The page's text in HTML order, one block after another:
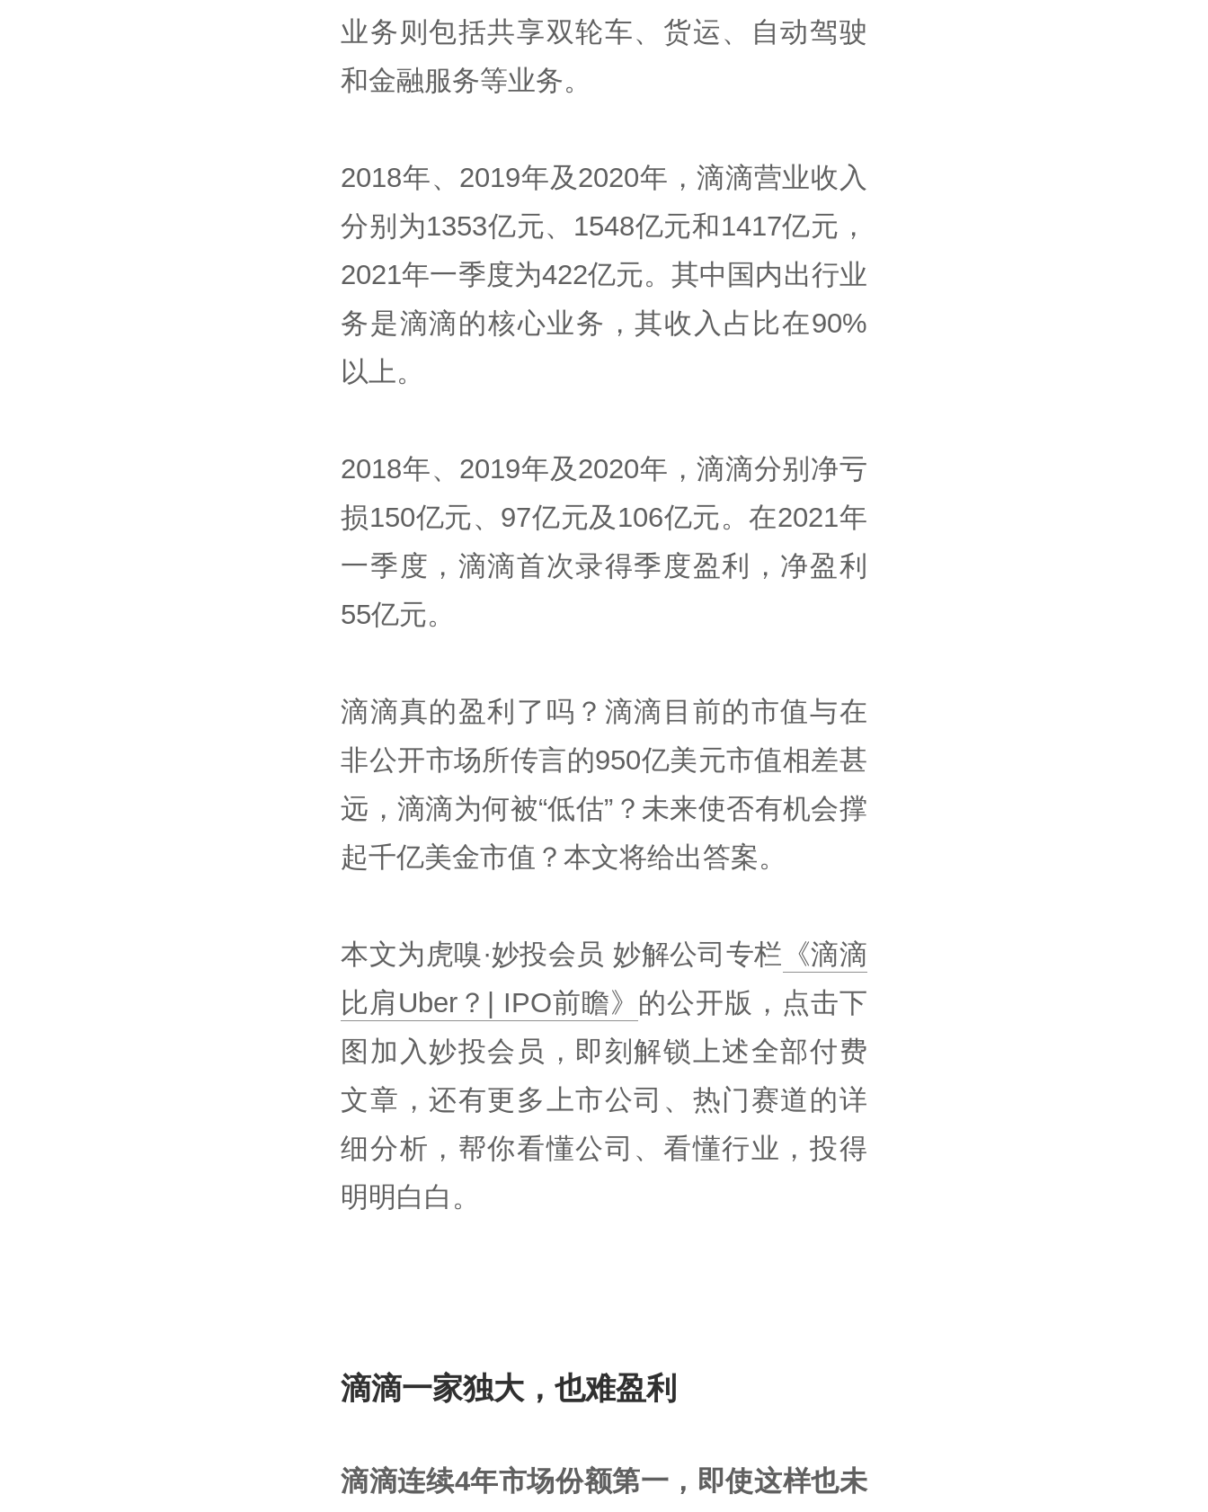
业务则包括共享双轮车、货运、自动驾驶
和金融服务等业务。
2018年、2019年及2020年，滴滴营业收入
分别为1353亿元、1548亿元和1417亿元，
2021年一季度为422亿元。其中国内出行业
务是滴滴的核心业务，其收入占比在90%
以上。
2018年、2019年及2020年，滴滴分别净亏
损150亿元、97亿元及106亿元。在2021年
一季度，滴滴首次录得季度盈利，净盈利
55亿元。
滴滴真的盈利了吗？滴滴目前的市值与在
非公开市场所传言的950亿美元市值相差甚
远，滴滴为何被“低估”？未来使否有机会撑
起千亿美金市值？本文将给出答案。
本文为虎嗅·妙投会员 妙解公司专栏 《滴滴
比肩Uber？| IPO前瞻》 的公开版，点击下
图加入妙投会员，即刻解锁上述全部付费
文章，还有更多上市公司、热门赛道的详
细分析，帮你看懂公司、看懂行业，投得
明明白白。
滴滴一家独大，也难盈利
滴滴连续4年市场份额第一，即使这样也未